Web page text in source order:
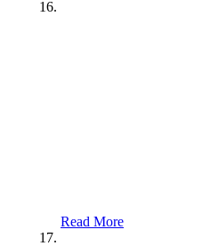
Read More